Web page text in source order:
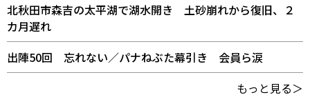
北秋田市森吉の太平湖で湖水開き 土砂崩れから復旧、２
カ月遅れ
出陣50回 忘れない／パナねぶた幕引き 会員ら涙
もっと見る＞